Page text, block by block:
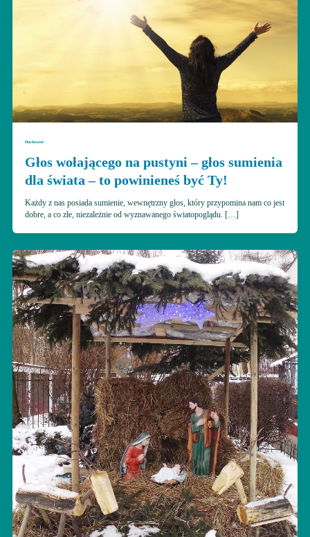
Duchowość
Głos wołającego na pustyni – głos sumienia
dla świata – to powinieneś być Ty!
Każdy z nas posiada sumienie, wewnętrzny głos, który przypomina nam co jest
dobre, a co złe, niezależnie od wyznawanego światopoglądu. […]